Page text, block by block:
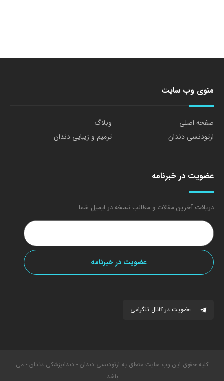
منوی وب سایت
صفحه اصلی
وبلاگ
ارتودنسی دندان
ترمیم و زیبایی دندان
عضویت در خبرنامه
دریافت آخرین مقالات و مطالب نسخه در ایمیل شما
عضویت در کانال تلگرامی
کلیه حقوق این وب سایت متعلق به ارتودنسی دندان - دندانپزشکی دندان - می
باشد.